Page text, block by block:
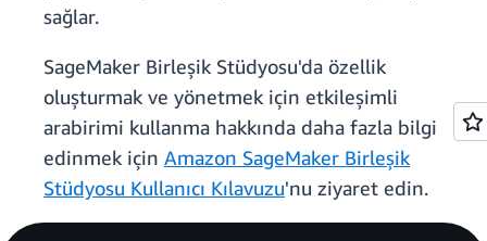
sağlar.
SageMaker Birleşik Stüdyosu'da özellik
oluşturmak ve yönetmek için etkileşimli
arabirimi kullanma hakkında daha fazla bilgi
edinmek için Amazon SageMaker Birleşik
Stüdyosu Kullanıcı Kılavuzu'nu ziyaret edin.